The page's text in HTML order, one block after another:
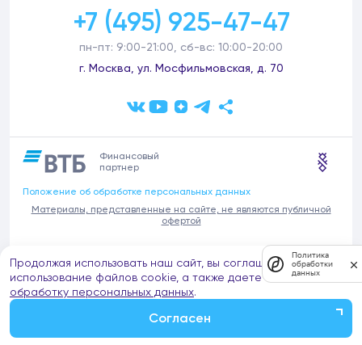
+7 (495) 925-47-47
пн-пт: 9:00-21:00, сб-вс: 10:00-20:00
г. Москва, ул. Мосфильмовская, д. 70
Финансовый
партнер
Положение об обработке персональных данных
Материалы, представленные на сайте, не являются публичной
офертой
В связи с участившимися случаями предложений частных услуг от
имени компании Донстрой (проведения ремонтов, продажи
отделочных материалов и т.п.), обращаем внимание на то, что
компания Донстрой не оказывает таких услуг, не имеет
представительств такого профиля и не обращается к частным
Продолжая использовать наш сайт, вы соглашаетесь на
использование файлов cookie, а также даете согласие на
обработку персональных данных.
Согласен
Политика
обработки
данных